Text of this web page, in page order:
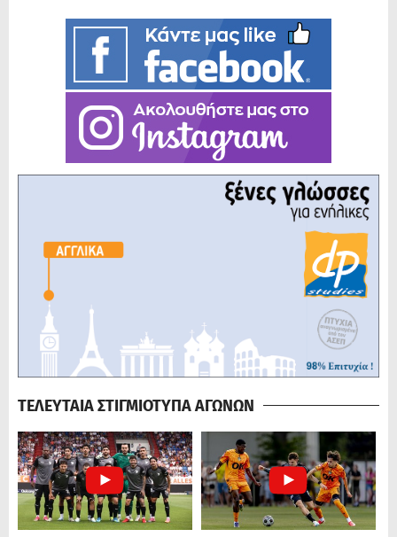
ΤΕΛΕΥΤΑΙΑ ΣΤΙΓΜΙΟΤΥΠΑ ΑΓΩΝΩΝ